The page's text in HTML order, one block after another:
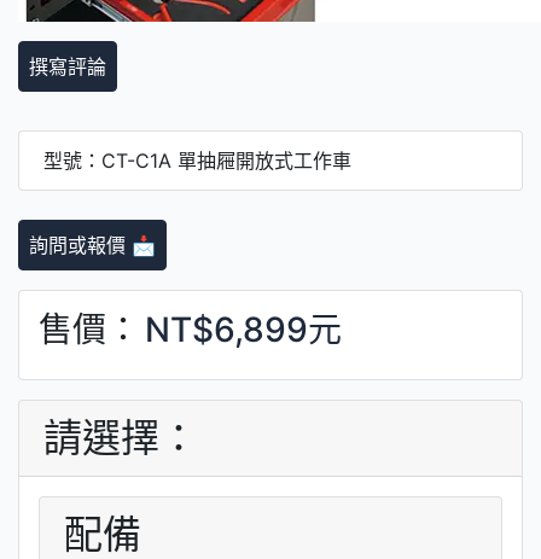
撰寫評論
型號：CT-C1A 單抽屜開放式工作車
詢問或報價 📩
售價： NT$6,899元
請選擇：
配備